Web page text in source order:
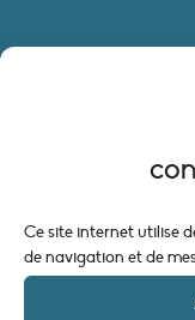
Ce site internet utilise
de navigation et de
Actualités
Nos produits